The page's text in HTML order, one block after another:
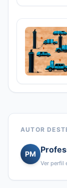
AUTOR
PM
Ver perfil